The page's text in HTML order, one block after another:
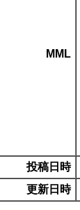
MML
投稿日時
更新日時